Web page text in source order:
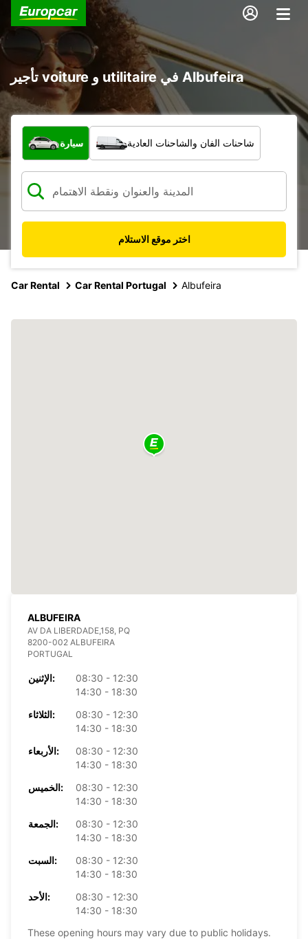
تأجير voiture و utilitaire في Albufeira
ما نوع المركبة؟
سيارة شاحنات الفان والشاحنات العادية
اختر موقع الاستلام
Car Rental Car Rental Portugal Albufeira
ALBUFEIRA
AV DA LIBERDADE,158, PQ
8200-002 ALBUFEIRA
PORTUGAL
الإثنين:
08:30 - 12:30
14:30 - 18:30
الثلاثاء:
08:30 - 12:30
14:30 - 18:30
الأربعاء:
08:30 - 12:30
14:30 - 18:30
الخميس:
08:30 - 12:30
14:30 - 18:30
الجمعة:
08:30 - 12:30
14:30 - 18:30
السبت:
08:30 - 12:30
14:30 - 18:30
الأحد:
08:30 - 12:30
14:30 - 18:30
These opening hours may vary due to public holidays.